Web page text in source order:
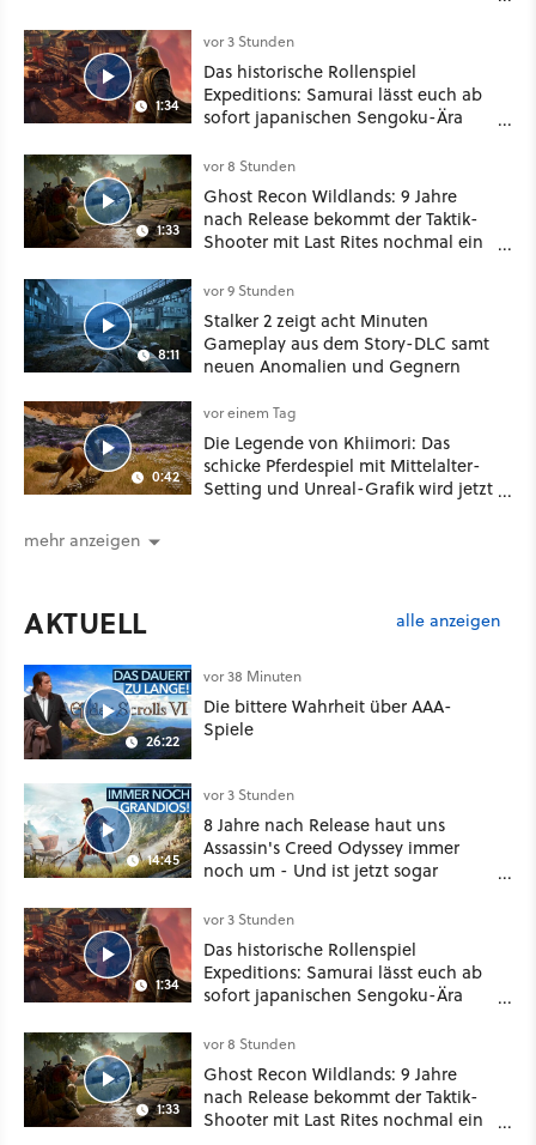
1:34
vor 3 Stunden
Das historische Rollenspiel
Expeditions: Samurai lässt euch ab
sofort japanischen Sengoku-Ära
oder Diplomatie
1:33
vor 8 Stunden
Ghost Recon Wildlands: 9 Jahre
nach Release bekommt der Taktik-
Shooter mit Last Rites nochmal ein
8:11
vor 9 Stunden
Stalker 2 zeigt acht Minuten
Gameplay aus dem Story-DLC samt
neuen Anomalien und Gegnern
0:42
vor einem Tag
Die Legende von Khiimori: Das
schicke Pferdespiel mit Mittelalter-
Setting und Unreal-Grafik wird jetzt
mehr anzeigen
AKTUELL alle anzeigen
26:22
vor 38 Minuten
Die bittere Wahrheit über AAA-
Spiele
14:45
vor 3 Stunden
8 Jahre nach Release haut uns
Assassin's Creed Odyssey immer
noch um - Und ist jetzt sogar
1:34
vor 3 Stunden
Das historische Rollenspiel
Expeditions: Samurai lässt euch ab
sofort japanischen Sengoku-Ära
oder Diplomatie
1:33
vor 8 Stunden
Ghost Recon Wildlands: 9 Jahre
nach Release bekommt der Taktik-
Shooter mit Last Rites nochmal ein